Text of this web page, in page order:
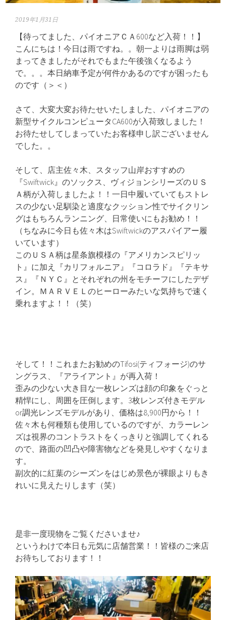
2019年1月31日
【待ってました、パイオニアＣＡ600など入荷！！】
こんにちは！今日は雨ですね。。朝一よりは雨脚は弱
まってきましたがそれでもまた午後強くなるよう
で。。。本日納車予定が何件かあるのですが困ったも
のです（＞＜）
さて、大変大変お待たせいたしました、パイオニアの
新型サイクルコンピュータCA600が入荷致しました！
お待たせしてしまっていたお客様申し訳ございません
でした。。
そして、店主佐々木、スタッフ山岸おすすめの
『Swiftwick』のソックス、ヴィジョンシリーズのＵＳ
Ａ柄が入荷しましたよ！！一日中履いていてもストレ
スの少ない足馴染と適度なクッション性でサイクリン
グはもちろんランニング、日常使いにもお勧め！！
（ちなみに今日も佐々木はSwiftwickのアスパイアー履
いています）
このＵＳＡ柄は星条旗模様の『アメリカンスピリッ
ト』に加え『カリフォルニア』『コロラド』『テキサ
ス』『ＮＹＣ』とそれぞれの州をモチーフにしたデザ
イン。ＭＡＲＶＥＬのヒーローみたいな気持ちで速く
乗れますよ！！（笑）
そして！！これまたお勧めのTifosi(ティフォージ)のサ
ングラス、『アライアント』が再入荷！
歪みの少ない大き目な一枚レンズは顔の印象をぐっと
精悍にし、周囲を圧倒します。3枚レンズ付きモデル
or調光レンズモデルがあり、価格は8,900円から！！
佐々木も何種類も使用しているのですが、カラーレン
ズは視界のコントラストをくっきりと強調してくれる
ので、路面の凹凸や障害物などを発見しやすくなりま
す。
副次的に紅葉のシーズンをはじめ景色が裸眼よりもき
れいに見えたりします（笑）
是非一度現物をご覧くださいませ♪
というわけで本日も元気に店舗営業！！皆様のご来店
お待ちしております！！